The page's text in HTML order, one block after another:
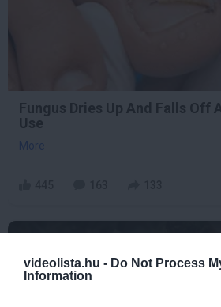
videolista.hu - Do Not Process
Information
Fungus Dries Up And Falls Off
Use
More